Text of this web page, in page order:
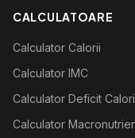
CALCULATOARE
Calculator Calorii
Calculator IMC
Calculator Deficit
Calculator